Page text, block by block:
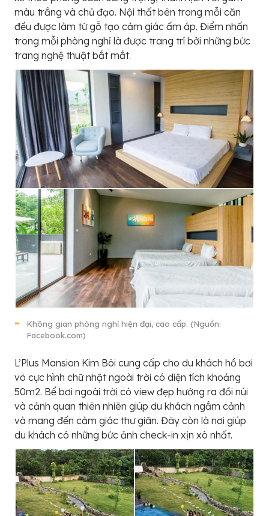
màu trắng và chủ đạo. Nội thất bên trong mỗi căn
đều được làm từ gỗ tạo cảm giác ấm áp. Điểm nhấn
trong mỗi phòng nghỉ là được trang trí bởi những bức
trang nghệ thuật bắt mắt.
Không gian phòng nghỉ hiện đại, cao cấp. (Nguồn:
Facebook.com)
L’Plus Mansion Kim Bôi cung cấp cho du khách hồ bơi
vô cực hình chữ nhật ngoài trời có diện tích khoảng
50m2. Bể bơi ngoài trời có view đẹp hướng ra đồi núi
và cảnh quan thiên nhiên giúp du khách ngắm cảnh
và mang đến cảm giác thư giãn. Đây còn là nơi giúp
du khách có những bức ảnh check-in xịn xò nhất.